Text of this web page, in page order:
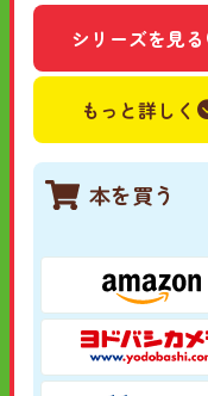
シリーズを見る
もっと詳しく
本を買う